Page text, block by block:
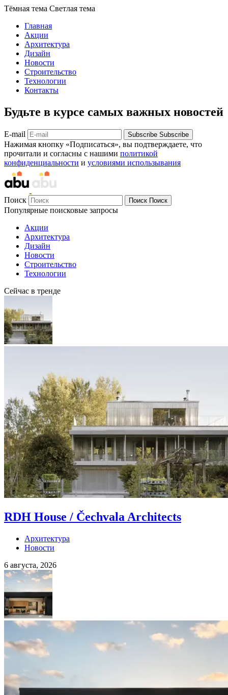
Тёмная тема Светлая тема
Главная
Акции
Архитектура
Дизайн
Новости
Строительство
Технологии
Контакты
Будьте в курсе самых важных новостей
E-mail Subscribe Subscribe
Нажимая кнопку «Подписаться», вы подтверждаете, что
прочитали и согласны с нашими политикой
конфиденциальности и условиями использывания
Поиск Поиск Поиск
Популярные поисковые запросы
Акции
Архитектура
Дизайн
Новости
Строительство
Технологии
Сейчас в тренде
RDH House / Čechvala Architects
Архитектура
Новости
6 августа, 2026